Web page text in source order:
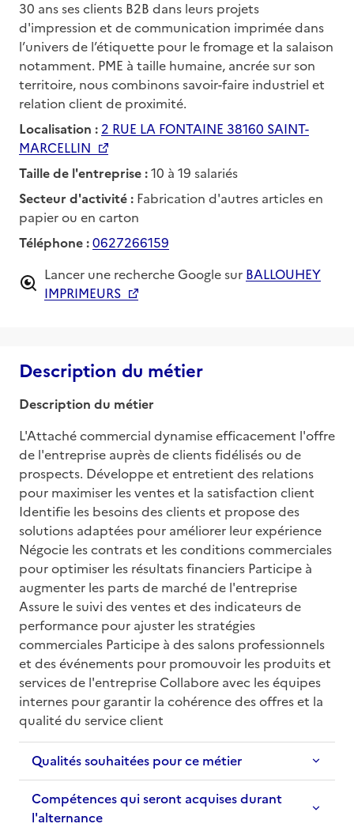
30 ans ses clients B2B dans leurs projets
d'impression et de communication imprimée dans
l’univers de l’étiquette pour le fromage et la salaison
notamment. PME à taille humaine, ancrée sur son
territoire, nous combinons savoir-faire industriel et
relation client de proximité.
Localisation : 2 RUE LA FONTAINE 38160 SAINT-
MARCELLIN
Taille de l'entreprise :10 à 19 salariés
Secteur d'activité : Fabrication d'autres articles en
papier ou en carton
Téléphone :0627266159
Lancer une recherche Google sur BALLOUHEY
IMPRIMEURS
Description du métier
Description du métier
L'Attaché commercial dynamise efficacement l'offre
de l'entreprise auprès de clients fidélisés ou de
prospects. Développe et entretient des relations
pour maximiser les ventes et la satisfaction client
Identifie les besoins des clients et propose des
solutions adaptées pour améliorer leur expérience
Négocie les contrats et les conditions commerciales
pour optimiser les résultats financiers Participe à
augmenter les parts de marché de l'entreprise
Assure le suivi des ventes et des indicateurs de
performance pour ajuster les stratégies
commerciales Participe à des salons professionnels
et des événements pour promouvoir les produits et
services de l'entreprise Collabore avec les équipes
internes pour garantir la cohérence des offres et la
qualité du service client
Qualités souhaitées pour ce métier
Compétences qui seront acquises durant
l'alternance